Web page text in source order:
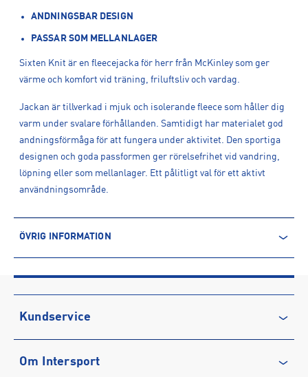
ANDNINGSBAR DESIGN
PASSAR SOM MELLANLAGER
Sixten Knit är en fleecejacka för herr från McKinley som ger
värme och komfort vid träning, friluftsliv och vardag.
Jackan är tillverkad i mjuk och isolerande fleece som håller dig
varm under svalare förhållanden. Samtidigt har materialet god
andningsförmåga för att fungera under aktivitet. Den sportiga
designen och goda passformen ger rörelsefrihet vid vandring,
löpning eller som mellanlager. Ett pålitligt val för ett aktivt
användningsområde.
ÖVRIG INFORMATION
Produktnummer: 1619032
Leverantörens produktnummer: DK-61562
Artikelnummer: 161903201-MELANGE/BROWN
Kundservice
Vanliga frågor & svar
Om Intersport